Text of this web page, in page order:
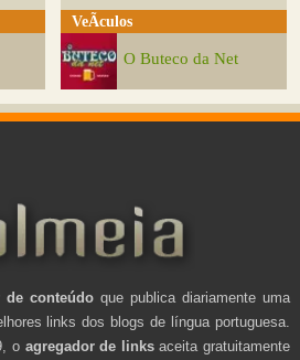
VeÃ­culos
O Buteco da Net
de conteúdo que publica diariamente uma
links dos blogs de língua portuguesa.
o agregador de linksaceita gratuitamente